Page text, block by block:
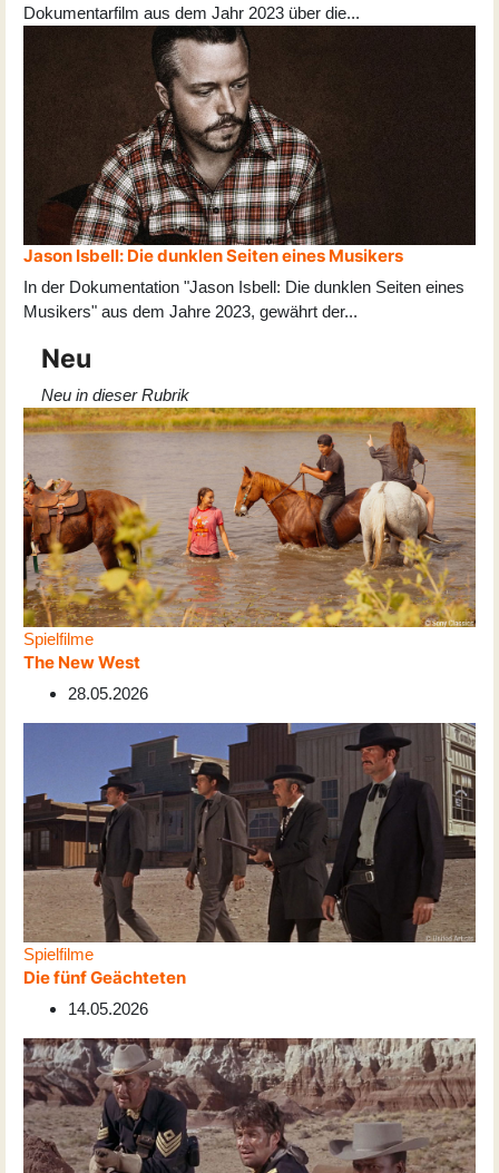
Dokumentarfilm aus dem Jahr 2023 über die...
Jason Isbell: Die dunklen Seiten eines Musikers
In der Dokumentation "Jason Isbell: Die dunklen Seiten eines
Musikers" aus dem Jahre 2023, gewährt der...
Neu
Neu in dieser Rubrik
Spielfilme
The New West
28.05.2026
Spielfilme
Die fünf Geächteten
14.05.2026